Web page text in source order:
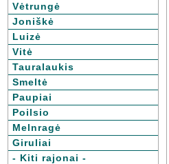
Vėtrungė
Joniškė
Luizė
Vitė
Tauralaukis
Smeltė
Paupiai
Poilsio
Melnragė
Giruliai
- Kiti rajonai -